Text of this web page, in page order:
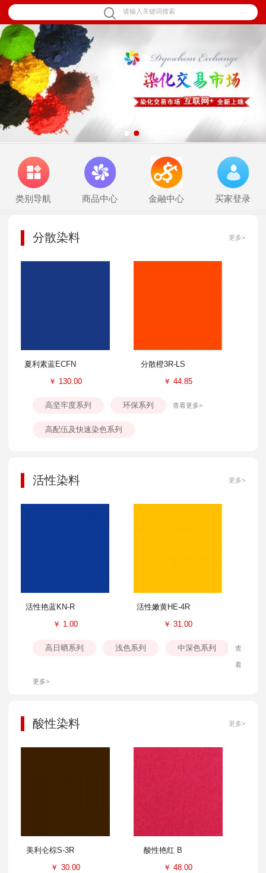
1 2
类别导航 商品中心 金融中心 买家登录
分散染料 更多>
夏利素蓝ECFN
￥ 130.00
分散橙3R-LS
￥ 44.85
高坚牢度系列 环保系列
高配伍及快速染色系列
查看更多>
活性染料 更多>
活性艳蓝KN-R
￥ 1.00
活性嫩黄HE-4R
￥ 31.00
高日晒系列 浅色系列 中深色系列 查
看
更多>
酸性染料 更多>
美利仑棕S-3R
￥ 30.00
酸性艳红 B
￥ 48.00